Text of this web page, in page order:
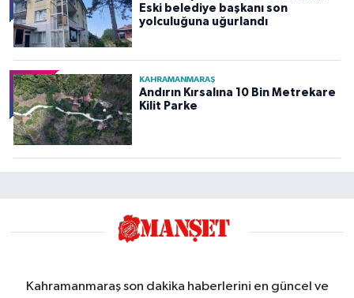
Eski belediye başkanı son
yolculuğuna uğurlandı
KAHRAMANMARAŞ
Andırın Kırsalına 10 Bin Metrekare
Kilit Parke
Kahramanmaraş son dakika haberlerini en güncel ve